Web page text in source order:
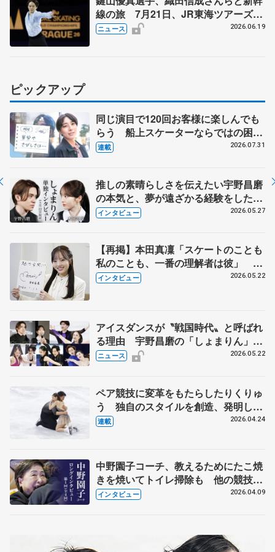
線の旅 7月21日、JR東海ツアーズが
「THE REVUE ON SHINKANSEN」
ニュース 2026.06.19
ピックアップ
同じ演目で120回お客様に楽しんでも
らう 船上スケーターならではの困難
とは 影響あったPIW前キャプテン松
連載 2026.07.31
推しの素晴らしさを伝えたい宇野昌磨
の本気と、夢が遠ざかる経験をした本
田真凜の覚悟
インタビュー 2026.05.27
【再掲】本田真凜「スケートのことも
私のことも、一番の理解者は彼」 引
退時の単独インタビューで語った競技
インタビュー 2026.05.22
アイスダンスが〝戦国時代〟と呼ばれ
る理由 宇野昌磨の「しょまりん」ら
実力者が相次いで参戦 国内の競争激
ニュース 2026.05.22
ペア競技に変革をもたらしたりくりゅ
う 独自のスタイルを創造、発明した
【引退発表後②】
連載 2026.04.24
中野園子コーチ、教えるためにたこ焼
きを焼いてトイレ掃除も 他の競技に
も通用するという坂本花織の筋肉
インタビュー 2026.04.09